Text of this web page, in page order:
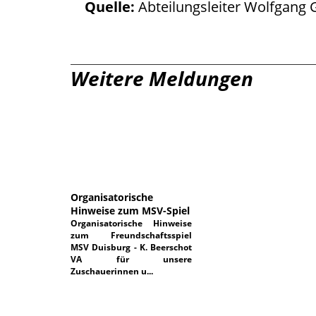
Quelle: Abteilungsleiter Wolfgang
Weitere Meldungen
Organisatorische
Hinweise zum MSV-Spiel
Organisatorische Hinweise
zum Freundschaftsspiel
MSV Duisburg - K. Beerschot
VA für unsere
Zuschauerinnen u...